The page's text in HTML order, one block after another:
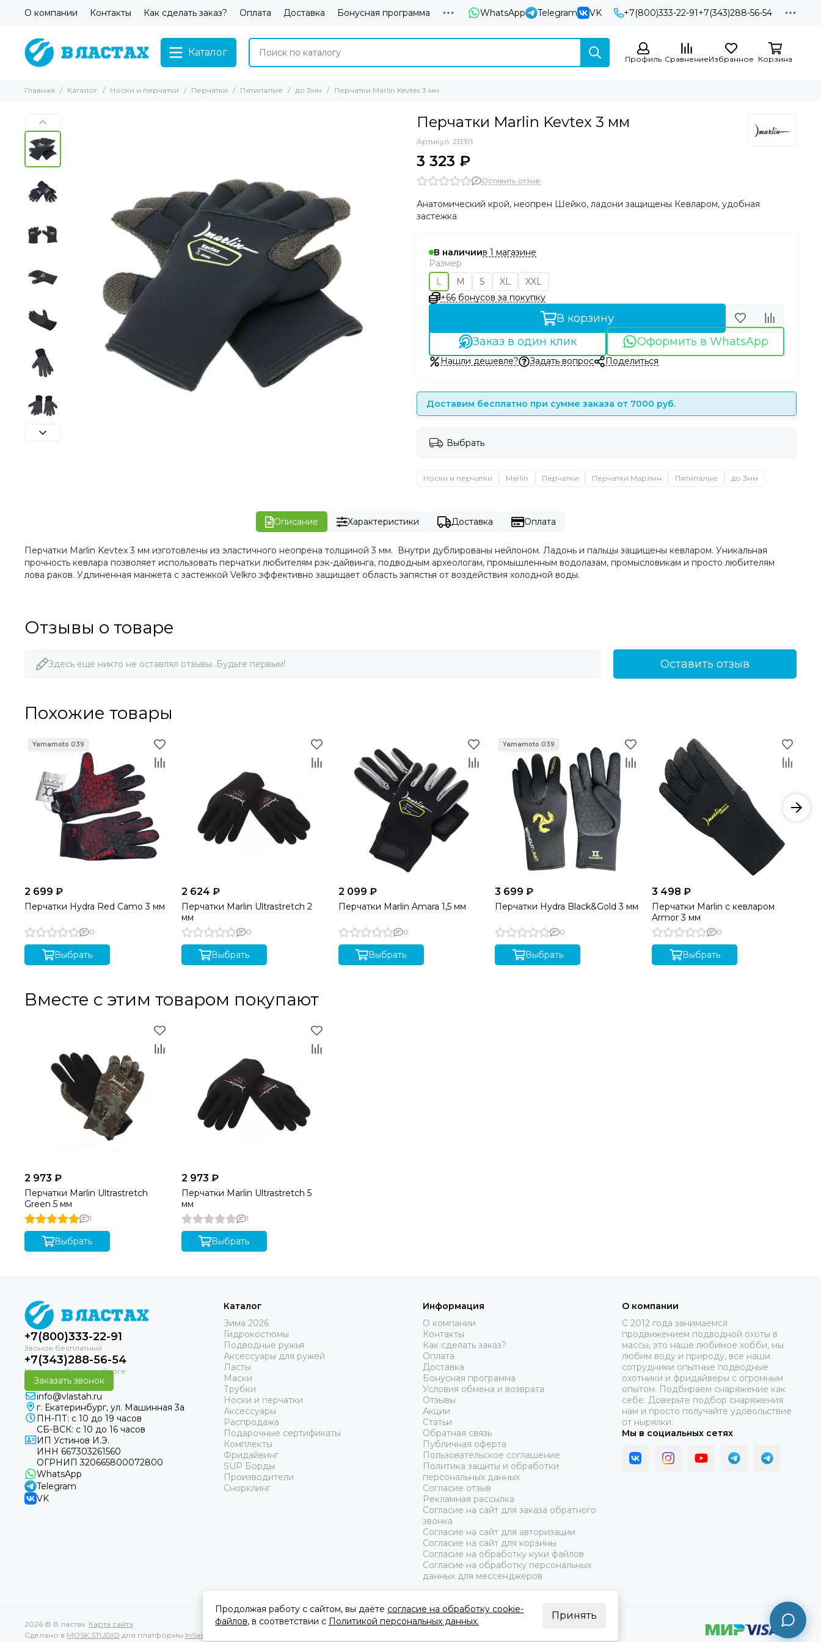
О компании Контакты Как сделать заказ? Оплата Доставка Бонусная программа WhatsApp Telegram VK +7(800)333-22-91+7(343)288-56-54
Каталог
Профиль СравнениеИзбранное Корзина
Главная Каталог Носки и перчатки Перчатки Пятипалые до 3мм Перчатки Marlin Kevtex 3 мм
Перчатки Marlin Kevtex 3 мм
Артикул: 213191
3 323 ₽
Оставить отзыв
Анатомический крой, неопрен Шейко, ладони защищены Кевларом, удобная
застежка
В наличиив 1 магазине
Размер
L
M S XL
XXL
+66 бонусов за покупку
В корзину
Заказ в один клик
Оформить в WhatsApp
Нашли дешевле? Задать вопрос Поделиться
Доставим бесплатно при сумме заказа от 7000 руб.
Выбрать
Носки и перчатки Marlin Перчатки Перчатки Марлин Пятипалые до 3мм
Описание Характеристики Доставка Оплата
Перчатки Marlin Kevtex 3 мм изготовлены из эластичного неопрена толщиной 3 мм. Внутри дублированы нейлоном. Ладонь и пальцы защищены кевларом. Уникальная
прочность кевлара позволяет использовать перчатки любителям рэк-дайвинга, подводным археологам, промышленным водолазам, промысловикам и просто любителям
лова раков. Удлиненная манжета с застежкой Velkro эффективно защищает область запястья от воздействия холодной воды.
Отзывы о товаре
Здесь еще никто не оставлял отзывы. Будьте первым! Оставить отзыв
Похожие товары
2 699 ₽
Перчатки Hydra Red Camo 3 мм
0
Выбрать
2 624 ₽
Перчатки Marlin Ultrastretch 2
мм
0
Выбрать
2 099 ₽
Перчатки Marlin Amara 1,5 мм
0
Выбрать
3 699 ₽
Перчатки Hydra Black&Gold 3 мм
0
Выбрать
3 498 ₽
Перчатки Marlin с кевларом
Armor 3 мм
0
Выбрать
Вместе с этим товаром покупают
2 973 ₽
Перчатки Marlin Ultrastretch
Green 5 мм
1
Выбрать
2 973 ₽
Перчатки Marlin Ultrastretch 5
мм
1
Выбрать
+7(800)333-22-91
+7(343)288-56-54
Заказать звонок
info@vlastah.ru
г. Екатеринбург, ул. Машинная 3а
ПН-ПТ: с 10 до 19 часов
СБ-ВСК: с 10 до 16 часов
ИП Устинов И.Э.
ИНН 667303261560
ОГРНИП 320665800072800
WhatsApp
Telegram
VK
Каталог
Зима 2026
Гидрокостюмы
Подводные ружья
Аксессуары для ружей
Ласты
Маски
Трубки
Носки и перчатки
Аксессуары
Распродажа
Подарочные сертификаты
Комплекты
Фридайвинг
SUP Борды
Производители
Снорклинг
Информация
О компании
Контакты
Как сделать заказ?
Оплата
Доставка
Бонусная программа
Условия обмена и возврата
Отзывы
Акции
Статьи
Обратная связь
Публичная оферта
Пользовательское соглашение
Политика защиты и обработки
персональных данных
Согласие отзыв
Рекламная рассылка
Согласие на сайт для заказа обратного
звонка
Согласие на сайт для авторизации
Согласие на сайт для корзины
Согласие на обработку куки файлов
Согласие на обработку персональных
данных для мессенджеров
О компании
C 2012 года занимаемся
продвижением подводной охоты в
массы, это наше любимое хобби, мы
любим воду и природу, все наши
сотрудники опытные подводные
охотники и фридайверы с огромным
опытом. Подбираем снаряжение как
себе. Доверьте подбор снаряжения
нам и просто получайте удовольствие
от нырялки.
Мы в социальных сетях
2026 © В ластах. Карта сайта
Сделано в MOSK.STUDIO для платформы InSales
Продолжая работу с сайтом, вы даёте согласие на обработку cookie-
файлов, в соответствии с Политикой персональных данных. Принять